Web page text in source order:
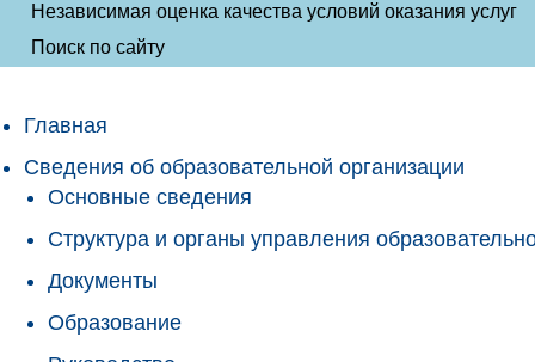
Независимая оценка качества условий оказания услуг
Поиск по сайту
Главная
Сведения об образовательной организации
Основные сведения
Структура и органы управления
Документы
Образование